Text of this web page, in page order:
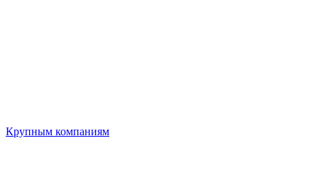
Крупным компаниям